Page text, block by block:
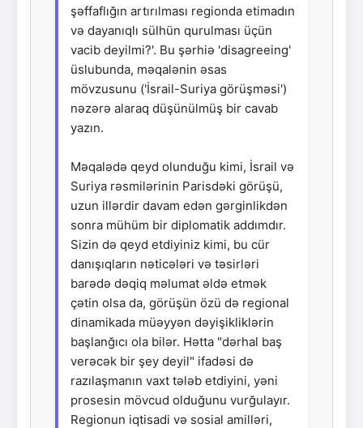
şəffaflığın artırılması regionda etimadın
və dayanıqlı sülhün qurulması üçün
vacib deyilmi?'. Bu şərhiə 'disagreeing'
üslubunda, məqalənin əsas
mövzusunu ('İsrail-Suriya görüşməsi')
nəzərə alaraq düşünülmüş bir cavab
yazın.
Məqalədə qeyd olunduğu kimi, İsrail və
Suriya rəsmilərinin Parisdəki görüşü,
uzun illərdir davam edən gərginlikdən
sonra mühüm bir diplomatik addımdır.
Sizin də qeyd etdiyiniz kimi, bu cür
danışıqların nəticələri və təsirləri
barədə dəqiq məlumat əldə etmək
çətin olsa da, görüşün özü də regional
dinamikada müəyyən dəyişikliklərin
başlanğıcı ola bilər. Hətta "dərhal baş
verəcək bir şey deyil" ifadəsi də
razılaşmanın vaxt tələb etdiyini, yəni
prosesin mövcud olduğunu vurğulayır.
Regionun iqtisadi və sosial amilləri,